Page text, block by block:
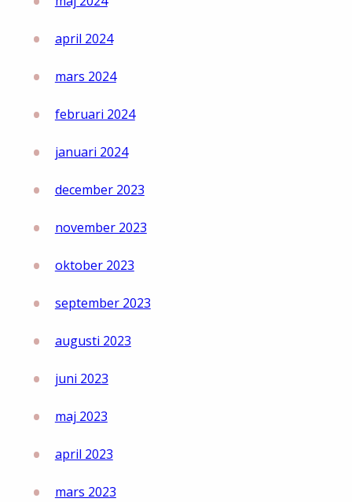
april 2024
mars 2024
februari 2024
januari 2024
december 2023
november 2023
oktober 2023
september 2023
augusti 2023
juni 2023
maj 2023
april 2023
mars 2023